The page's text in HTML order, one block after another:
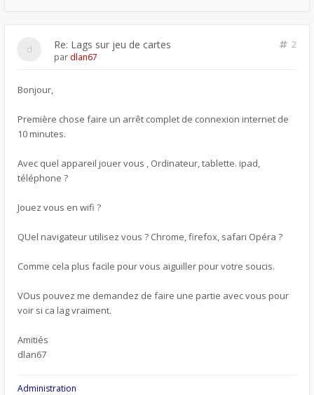
Re: Lags sur jeu de cartes
2
par dlan67
Bonjour,
Première chose faire un arrêt complet de connexion internet de
10 minutes.
Avec quel appareil jouer vous , Ordinateur, tablette. ipad,
téléphone ?
Jouez vous en wifi ?
QUel navigateur utilisez vous ? Chrome, firefox, safari Opéra ?
Comme cela plus facile pour vous aiguiller pour votre soucis.
VOus pouvez me demandez de faire une partie avec vous pour
voir si ca lag vraiment.
Amitiés
dlan67
Administration